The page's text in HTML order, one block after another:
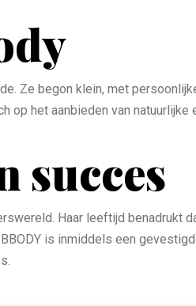
Ze begon klein, met
op het aanbieden van
succes
Haar leeftijd benadrukt
is inmiddels een